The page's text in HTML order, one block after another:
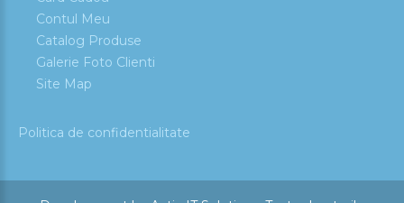
Contul Meu
Catalog Produse
Galerie Foto Clienti
Site Map
Politica de confidentialitate